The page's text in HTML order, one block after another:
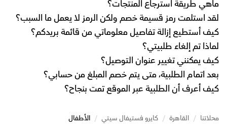
ماهي طريقة استرجاع المنتجات؟
لقد استلمت رمز قسيمة خصم ولكن الرمز لا يعمل ما السبب؟
كيف أستطيع إزالة تفاصيل معلوماتي من قائمة بريدكم؟
لماذا تم إلغاء طلبيتي؟
كيف يمكنني تغيير عنوان التوصيل؟
بعد اتمام الطلبية، متى يتم خصم المبلغ من حسابي؟
كيف أعرف أن الطلبية عبر الموقع تمت بنجاح؟
محلاتنا / القاهرة / كايرو فستيفال سيتي / الأطفال